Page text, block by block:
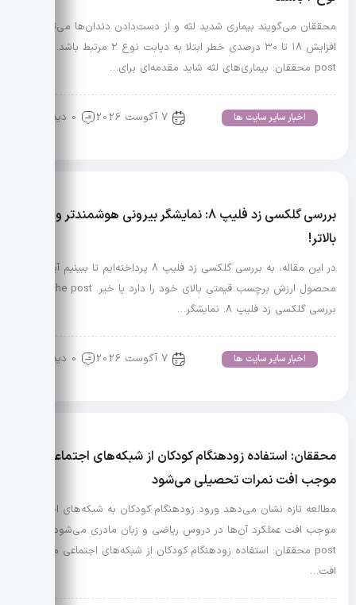
محققان می‌گویند بیماری شدید لثه و از دست‌دادن دندان‌ها می‌تواند با
post محققان: بیماری‌های لثه شاید مقدمه‌ای برای…
اخبار سایر سایت ها 7 آگوست 2026 0 دیدگاه
بررسی گلکسی زد فلیپ ۸: نمایشگر بیرونی هوشمندتر و قیمت
بالاتر!
در این مقاله، به بررسی گلکسی زد فلیپ ۸ پرداخته‌ایم تا ببینیم آیا این
محصول ارزش برچسب قیمتی بالای خود را دارد یا خیر. The post
بررسی گلکسی زد فلیپ ۸: نمایشگر…
اخبار سایر سایت ها 7 آگوست 2026 0 دیدگاه
محققان: استفاده زودهنگام کودکان از شبکه‌های اجتماعی
موجب افت نمرات تحصیلی می‌شود
مطالعه تازه نشان می‌دهد ورود زودهنگام کودکان به شبکه‌های اجتماعی
post محققان: استفاده زودهنگام کودکان از شبکه‌های اجتماعی موجب
افت…